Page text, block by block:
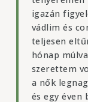
igazán
vádlim és
teljesen
hónap
szerettem
a nők
és egy éven